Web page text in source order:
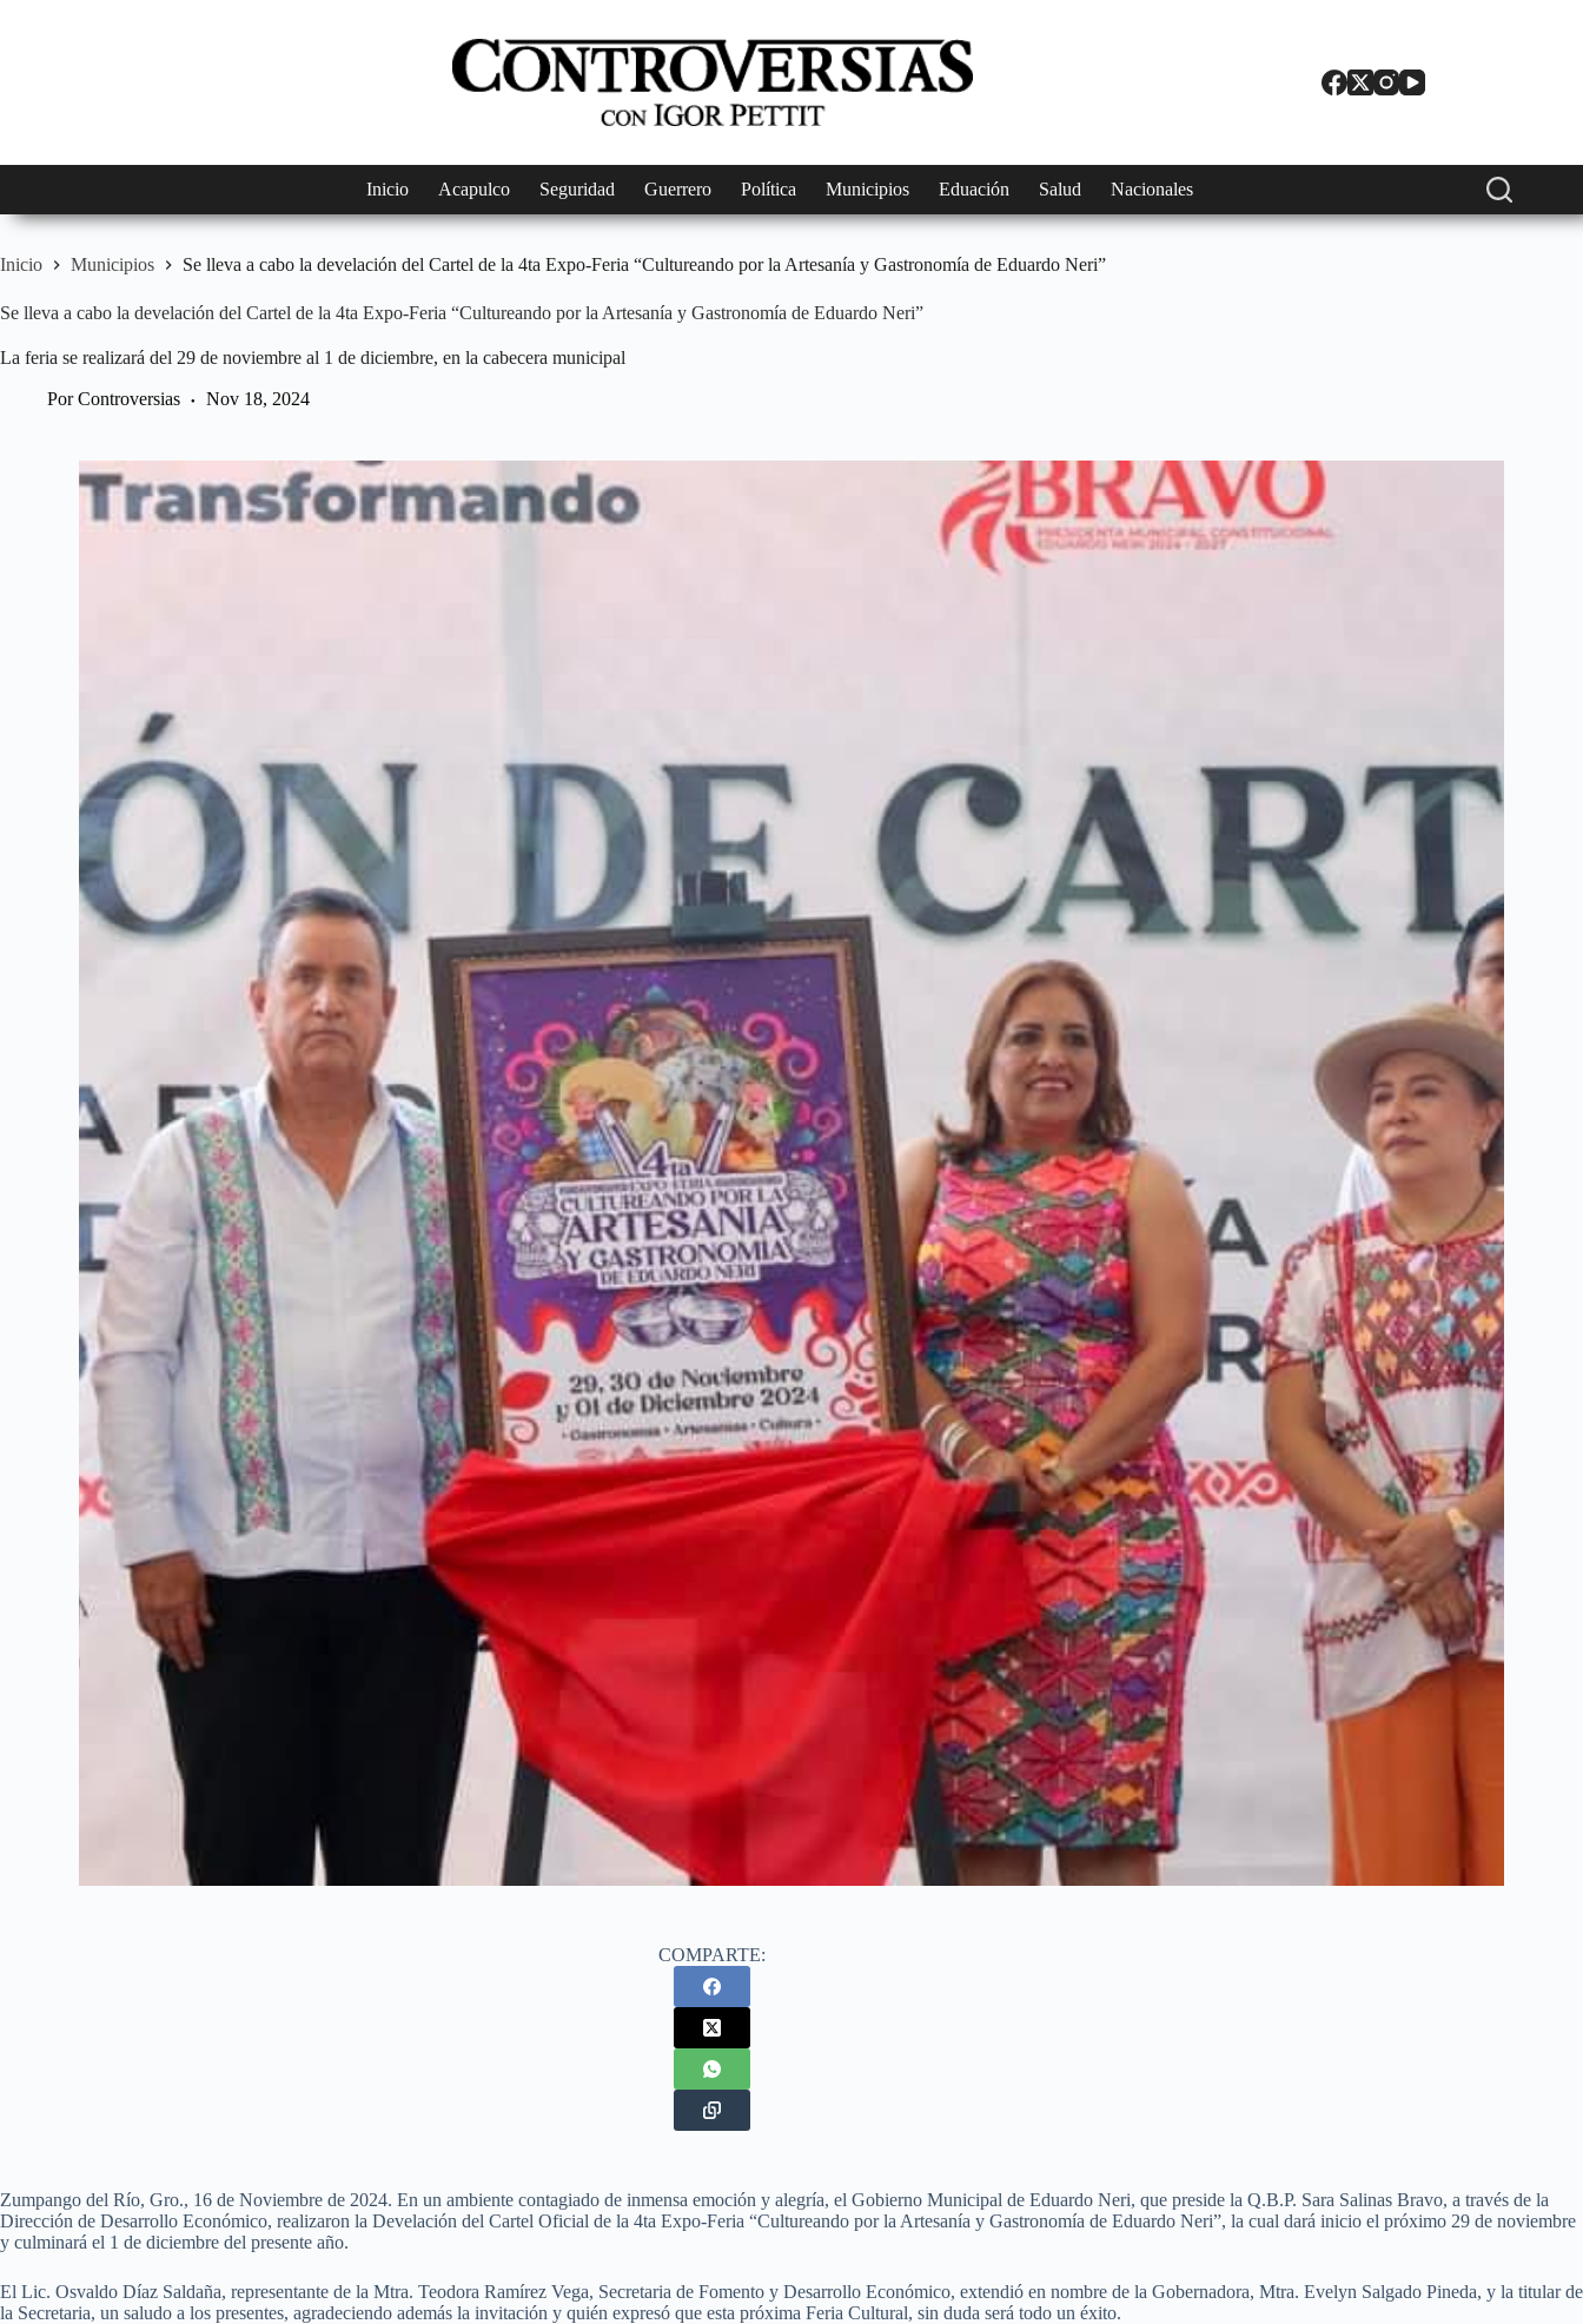
Inicio Acapulco Seguridad Guerrero Política Municipios Eduación Salud Nacionales
Inicio Municipios Se lleva a cabo la develación del Cartel de la 4ta Expo-Feria “Cultureando por la Artesanía y Gastronomía de Eduardo Neri”
Se lleva a cabo la develación del Cartel de la 4ta Expo-Feria “Cultureando por la Artesanía y Gastronomía de Eduardo Neri”
La feria se realizará del 29 de noviembre al 1 de diciembre, en la cabecera municipal
Por Controversias Nov 18, 2024
COMPARTE:
Zumpango del Río, Gro., 16 de Noviembre de 2024. En un ambiente contagiado de inmensa emoción y alegría, el Gobierno Municipal de Eduardo Neri, que preside la Q.B.P. Sara Salinas Bravo, a través de la
Dirección de Desarrollo Económico, realizaron la Develación del Cartel Oficial de la 4ta Expo-Feria “Cultureando por la Artesanía y Gastronomía de Eduardo Neri”, la cual dará inicio el próximo 29 de noviembre
y culminará el 1 de diciembre del presente año.
El Lic. Osvaldo Díaz Saldaña, representante de la Mtra. Teodora Ramírez Vega, Secretaria de Fomento y Desarrollo Económico, extendió en nombre de la Gobernadora, Mtra. Evelyn Salgado Pineda, y la titular de
la Secretaria, un saludo a los presentes, agradeciendo además la invitación y quién expresó que esta próxima Feria Cultural, sin duda será todo un éxito.